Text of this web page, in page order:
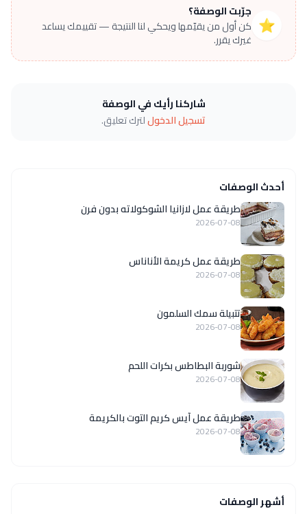
⭐
جرّبت الوصفة؟
كن أول من يقيّمها ويحكي لنا النتيجة — تقييمك يساعد
غيرك يقرر.
شاركنا رأيك في الوصفة
تسجيل الدخوللترك تعليق.
أحدث الوصفات
طريقة عمل لازانيا الشوكولاته بدون فرن
2026-07-08
طريقة عمل كريمة الأناناس
2026-07-08
تتبيلة سمك السلمون
2026-07-08
شوربة البطاطس بكرات اللحم
2026-07-08
طريقة عمل آيس كريم التوت بالكريمة
2026-07-08
أشهر الوصفات